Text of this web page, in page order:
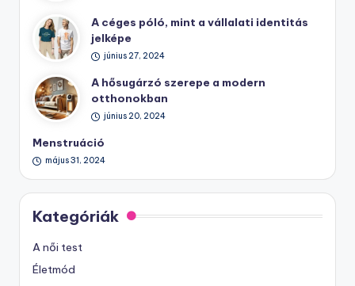
A céges póló, mint a vállalati identitás
jelképe
június 27, 2024
A hősugárzó szerepe a modern
otthonokban
június 20, 2024
Menstruáció
május 31, 2024
Kategóriák
A női test
Életmód